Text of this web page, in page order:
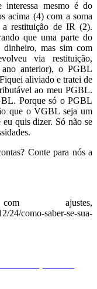
interessa mesmo é do
acima (4) com a soma
a restituição de IR (2).
que uma parte do
mas sim com
via restituição,
anterior), o PGBL
aliviado e tratei de
ao meu PGBL.
Porque só o PGBL
que o VGBL seja um
quis dizer. Só não se
Conte para nós a
ajustes,
como-saber-se-sua-